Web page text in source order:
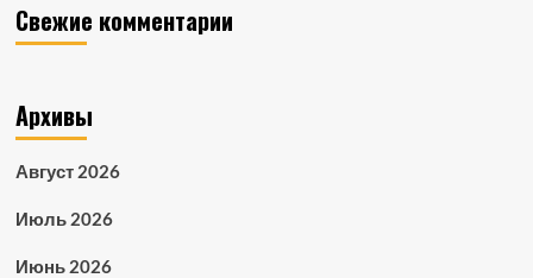
Свежие комментарии
Архивы
Август 2026
Июль 2026
Июнь 2026